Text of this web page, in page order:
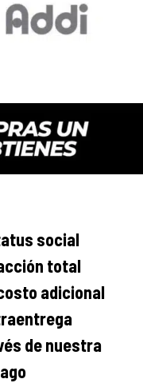
social
total
adicional
de nuestra